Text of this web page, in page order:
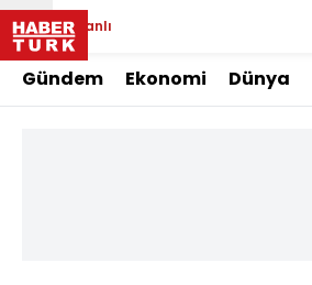
Canlı
Gündem Ekonomi Dünya